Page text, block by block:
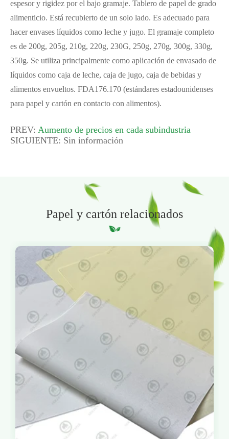
espesor y rigidez por el bajo gramaje. Tablero de papel de grado
alimenticio. Está recubierto de un solo lado. Es adecuado para
hacer envases líquidos como leche y jugo. El gramaje completo
es de 200g, 205g, 210g, 220g, 230G, 250g, 270g, 300g, 330g,
350g. Se utiliza principalmente como aplicación de envasado de
líquidos como caja de leche, caja de jugo, caja de bebidas y
alimentos envueltos. FDA176.170 (estándares estadounidenses
para papel y cartón en contacto con alimentos).
PREV: Aumento de precios en cada subindustria
SIGUIENTE: Sin información
Papel y cartón relacionados